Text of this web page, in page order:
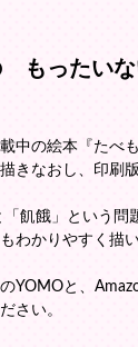
もったい
中の絵本『たべ
きなおし、印刷
「飢餓」という
わかりやすく描
YOMOと、
さい。